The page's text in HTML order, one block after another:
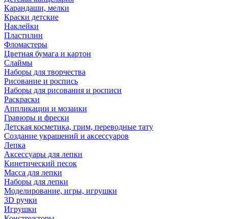
Карандаши, мелки
Краски детские
Наклейки
Пластилин
Фломастеры
Цветная бумага и картон
Слаймы
Наборы для творчества
Рисование и роспись
Наборы для рисования и росписи
Раскраски
Аппликации и мозаики
Гравюры и фрески
Детская косметика, грим, переводные тату
Создание украшений и аксессуаров
Лепка
Аксессуары для лепки
Кинетический песок
Масса для лепки
Наборы для лепки
Моделирование, игры, игрушки
3D ручки
Игрушки